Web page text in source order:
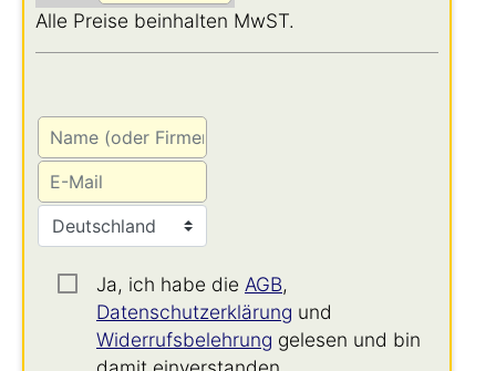
Alle Preise beinhalten MwST.
Ja, ich habe die AGB,
Datenschutzerklärung und
Widerrufsbelehrung gelesen und bin